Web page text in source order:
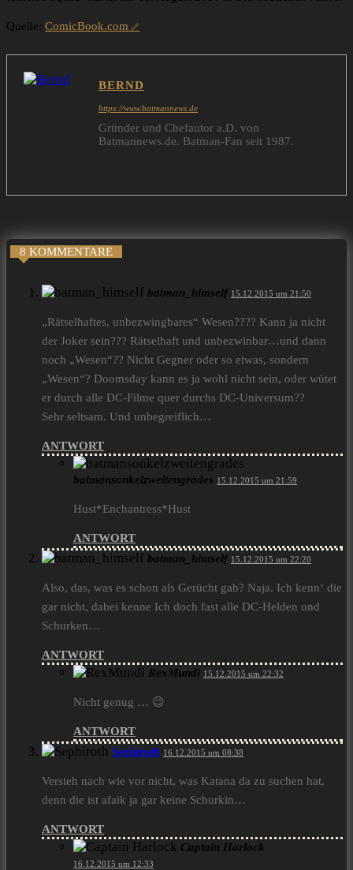
Quelle: ComicBook.com
BERND
https://www.batmannews.de
Gründer und Chefautor a.D. von
Batmannews.de. Batman-Fan seit 1987.
8 KOMMENTARE
batman_himself 15.12.2015 um 21:50
„Rätselhaftes, unbezwingbares“ Wesen???? Kann ja nicht
der Joker sein??? Rätselhaft und unbezwinbar…und dann
noch „Wesen“?? Nicht Gegner oder so etwas, sondern
„Wesen“? Doomsday kann es ja wohl nicht sein, oder wütet
er durch alle DC-Filme quer durchs DC-Universum??
Sehr seltsam. Und unbegreiflich…
ANTWORT
batmansonkelzweitengrades 15.12.2015 um 21:59
Hust*Enchantress*Hust
ANTWORT
batman_himself 15.12.2015 um 22:20
Also, das, was es schon als Gerücht gab? Naja. Ich kenn‘ die
gar nicht, dabei kenne Ich doch fast alle DC-Helden und
Schurken…
ANTWORT
RexMundi 15.12.2015 um 22:32
Nicht genug … 😉
ANTWORT
Sephiroth 16.12.2015 um 08:38
Versteh nach wie vor nicht, was Katana da zu suchen hat,
denn die ist afaik ja gar keine Schurkin…
ANTWORT
Captain Harlock
16.12.2015 um 12:33